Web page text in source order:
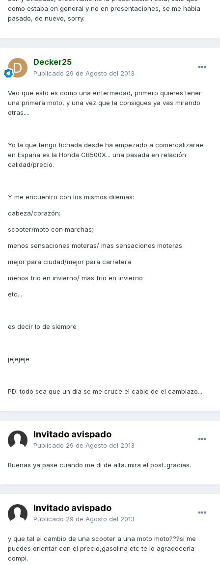
como estaba en general y no en presentaciones, se me habia
pasado, de nuevo, sorry.
Decker25
Publicado 29 de Agosto del 2013
Veo que esto es como una enfermedad, primero quieres tener
una primera moto, y una vez que la consigues ya vas mirando
otras....
Yo la que tengo fichada desde ha empezado a comercalizarae
en España es la Honda CB500X... una pasada en relación
calidad/precio.
Y me encuentro con los mismos dilemas:
cabeza/corazón;
scooter/moto con marchas;
menos sensaciones moteras/ mas sensaciones moteras
mejor para ciudad/mejor para carretera
menos frio en invierno/ mas frio en invierno
etc...
es decir lo de siempre
jejejeje
PD: todo sea que un día se me cruce el cable de el cambiazo....
Invitado avispado
Publicado 29 de Agosto del 2013
Buenas ya pase cuando me di de alta..mira el post..gracias.
Invitado avispado
Publicado 29 de Agosto del 2013
y que tal el cambio de una scooter a una moto moto???si me
puedes orientar con el precio,gasolina etc te lo agradecería
compi.